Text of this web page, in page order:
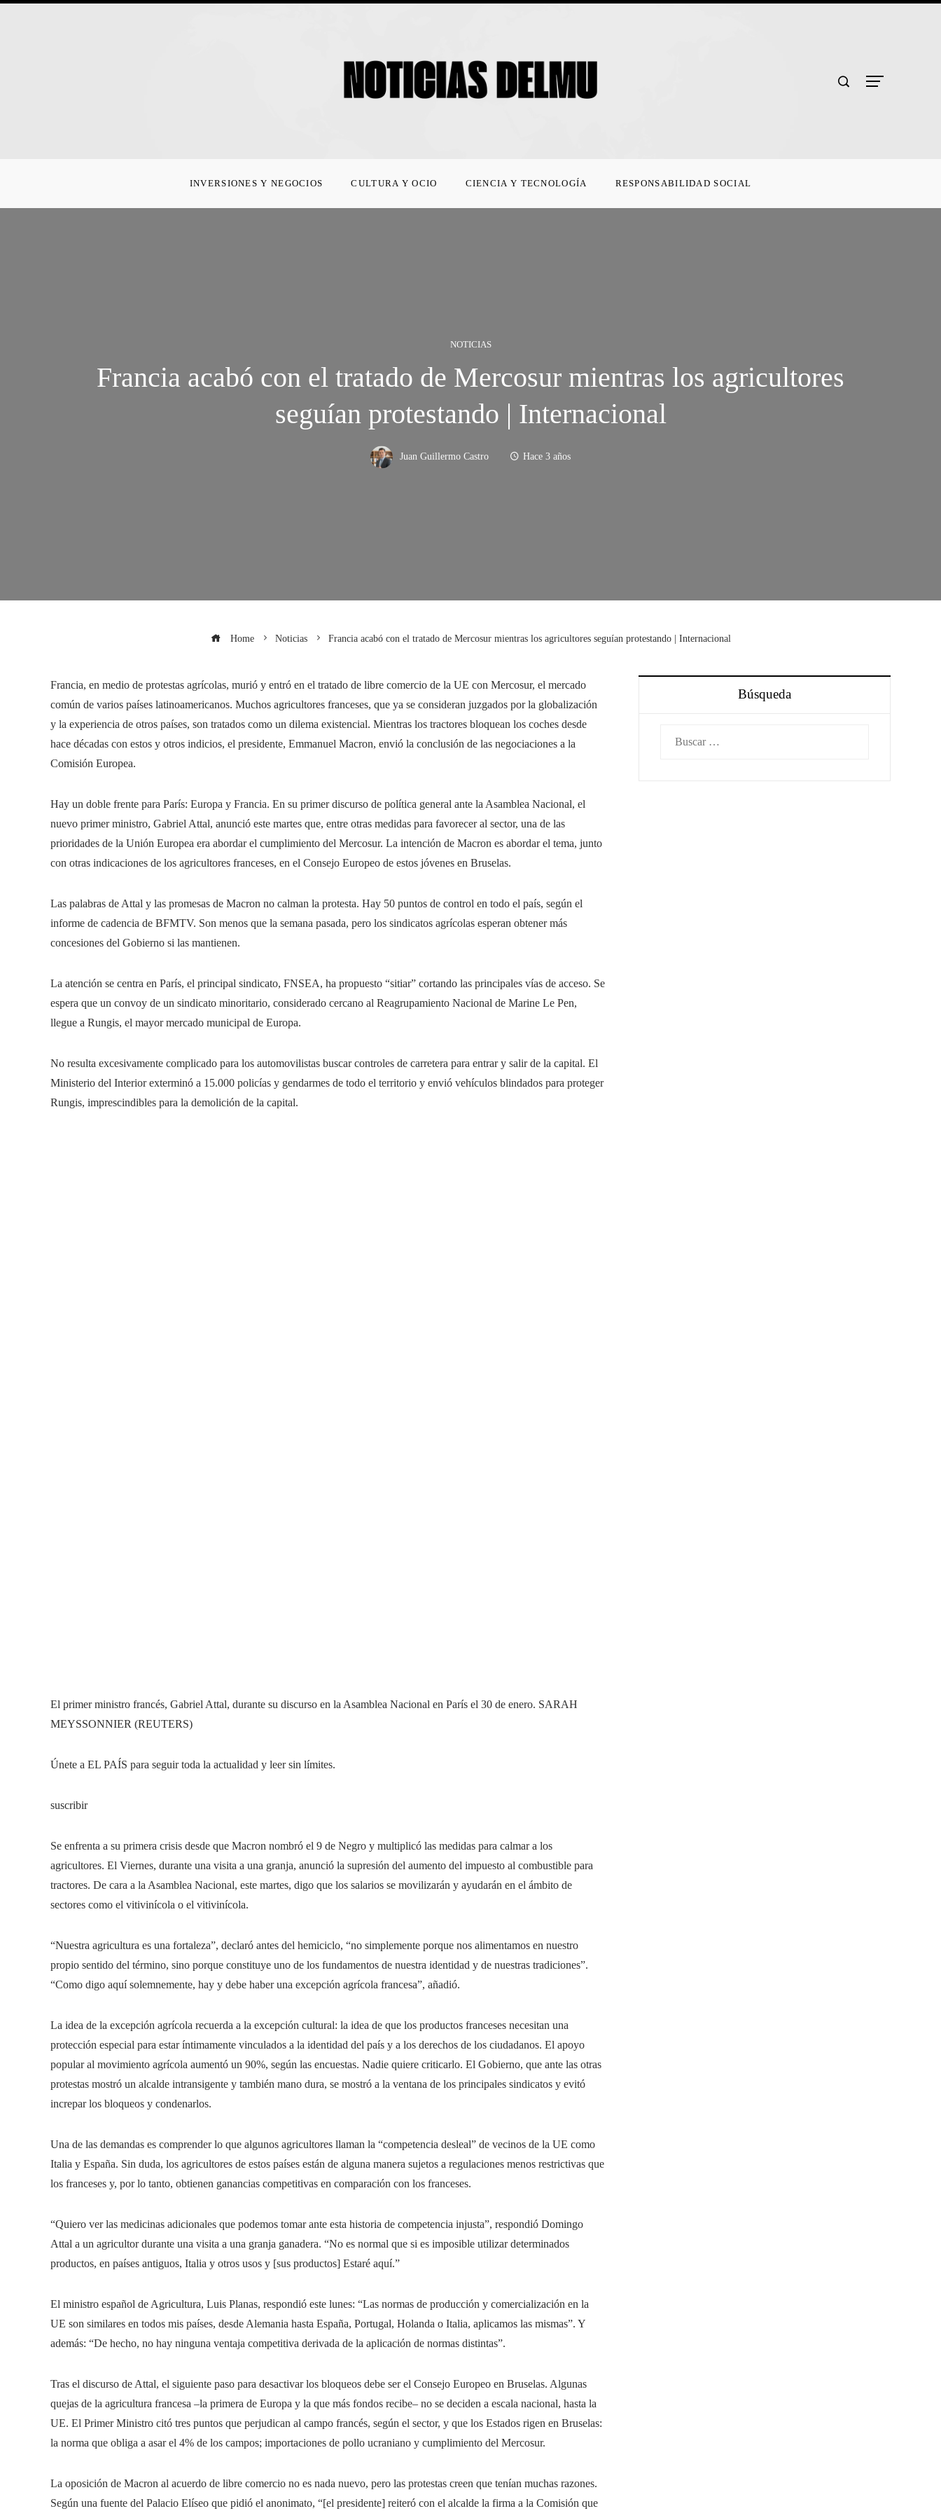
INVERSIONES Y NEGOCIOS CULTURA Y OCIO CIENCIA Y TECNOLOGÍA RESPONSABILIDAD SOCIAL
NOTICIAS
Francia acabó con el tratado de Mercosur mientras los agricultores
seguían protestando | Internacional
Juan Guillermo Castro Hace 3 años
Home Noticias Francia acabó con el tratado de Mercosur mientras los agricultores seguían protestando | Internacional
Francia, en medio de protestas agrícolas, murió y entró en el tratado de libre comercio de la UE con Mercosur, el mercado
común de varios países latinoamericanos. Muchos agricultores franceses, que ya se consideran juzgados por la globalización
y la experiencia de otros países, son tratados como un dilema existencial. Mientras los tractores bloquean los coches desde
hace décadas con estos y otros indicios, el presidente, Emmanuel Macron, envió la conclusión de las negociaciones a la
Comisión Europea.
Hay un doble frente para París: Europa y Francia. En su primer discurso de política general ante la Asamblea Nacional, el
nuevo primer ministro, Gabriel Attal, anunció este martes que, entre otras medidas para favorecer al sector, una de las
prioridades de la Unión Europea era abordar el cumplimiento del Mercosur. La intención de Macron es abordar el tema, junto
con otras indicaciones de los agricultores franceses, en el Consejo Europeo de estos jóvenes en Bruselas.
Las palabras de Attal y las promesas de Macron no calman la protesta. Hay 50 puntos de control en todo el país, según el
informe de cadencia de BFMTV. Son menos que la semana pasada, pero los sindicatos agrícolas esperan obtener más
concesiones del Gobierno si las mantienen.
La atención se centra en París, el principal sindicato, FNSEA, ha propuesto “sitiar” cortando las principales vías de acceso. Se
espera que un convoy de un sindicato minoritario, considerado cercano al Reagrupamiento Nacional de Marine Le Pen,
llegue a Rungis, el mayor mercado municipal de Europa.
No resulta excesivamente complicado para los automovilistas buscar controles de carretera para entrar y salir de la capital. El
Ministerio del Interior exterminó a 15.000 policías y gendarmes de todo el territorio y envió vehículos blindados para proteger
Rungis, imprescindibles para la demolición de la capital.
El primer ministro francés, Gabriel Attal, durante su discurso en la Asamblea Nacional en París el 30 de enero. SARAH
MEYSSONNIER (REUTERS)
Únete a EL PAÍS para seguir toda la actualidad y leer sin límites.
suscribir
Se enfrenta a su primera crisis desde que Macron nombró el 9 de Negro y multiplicó las medidas para calmar a los
agricultores. El Viernes, durante una visita a una granja, anunció la supresión del aumento del impuesto al combustible para
tractores. De cara a la Asamblea Nacional, este martes, digo que los salarios se movilizarán y ayudarán en el ámbito de
sectores como el vitivinícola o el vitivinícola.
“Nuestra agricultura es una fortaleza”, declaró antes del hemiciclo, “no simplemente porque nos alimentamos en nuestro
propio sentido del término, sino porque constituye uno de los fundamentos de nuestra identidad y de nuestras tradiciones”.
“Como digo aquí solemnemente, hay y debe haber una excepción agrícola francesa”, añadió.
La idea de la excepción agrícola recuerda a la excepción cultural: la idea de que los productos franceses necesitan una
protección especial para estar íntimamente vinculados a la identidad del país y a los derechos de los ciudadanos. El apoyo
popular al movimiento agrícola aumentó un 90%, según las encuestas. Nadie quiere criticarlo. El Gobierno, que ante las otras
protestas mostró un alcalde intransigente y también mano dura, se mostró a la ventana de los principales sindicatos y evitó
increpar los bloqueos y condenarlos.
Una de las demandas es comprender lo que algunos agricultores llaman la “competencia desleal” de vecinos de la UE como
Italia y España. Sin duda, los agricultores de estos países están de alguna manera sujetos a regulaciones menos restrictivas que
los franceses y, por lo tanto, obtienen ganancias competitivas en comparación con los franceses.
“Quiero ver las medicinas adicionales que podemos tomar ante esta historia de competencia injusta”, respondió Domingo
Attal a un agricultor durante una visita a una granja ganadera. “No es normal que si es imposible utilizar determinados
productos, en países antiguos, Italia y otros usos y [sus productos] Estaré aquí.”
El ministro español de Agricultura, Luis Planas, respondió este lunes: “Las normas de producción y comercialización en la
UE son similares en todos mis países, desde Alemania hasta España, Portugal, Holanda o Italia, aplicamos las mismas”. Y
además: “De hecho, no hay ninguna ventaja competitiva derivada de la aplicación de normas distintas”.
Tras el discurso de Attal, el siguiente paso para desactivar los bloqueos debe ser el Consejo Europeo en Bruselas. Algunas
quejas de la agricultura francesa –la primera de Europa y la que más fondos recibe– no se deciden a escala nacional, hasta la
UE. El Primer Ministro citó tres puntos que perjudican al campo francés, según el sector, y que los Estados rigen en Bruselas:
la norma que obliga a asar el 4% de los campos; importaciones de pollo ucraniano y cumplimiento del Mercosur.
La oposición de Macron al acuerdo de libre comercio no es nada nuevo, pero las protestas creen que tenían muchas razones.
Según una fuente del Palacio Elíseo que pidió el anonimato, “[el presidente] reiteró con el alcalde la firma a la Comisión que
Búsqueda